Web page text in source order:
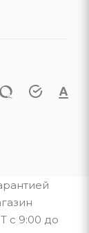
с 9:00 до